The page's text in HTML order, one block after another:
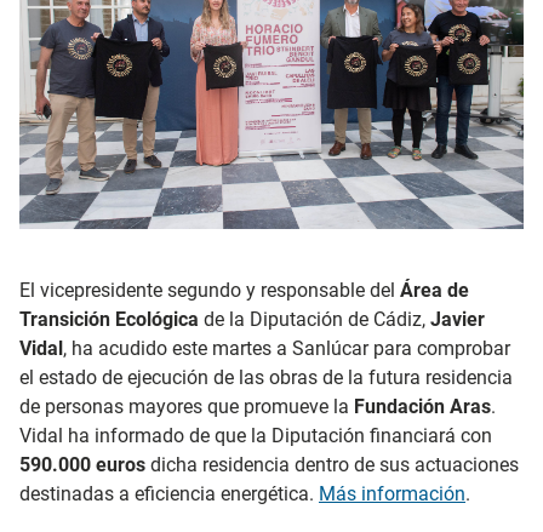
El vicepresidente segundo y responsable del Área de
Transición Ecológica de la Diputación de Cádiz, Javier
Vidal, ha acudido este martes a Sanlúcar para comprobar
el estado de ejecución de las obras de la futura residencia
de personas mayores que promueve la Fundación Aras.
Vidal ha informado de que la Diputación financiará con
590.000 euros dicha residencia dentro de sus actuaciones
destinadas a eficiencia energética. Más información.